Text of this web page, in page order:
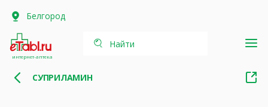
Белгород
интернет-аптека
Найти
СУПРИЛАМИН